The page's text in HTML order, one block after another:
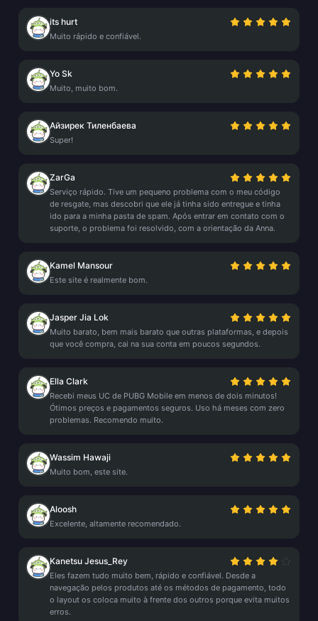
its hurt
Muito rápido e confiável.
Yo Sk
Muito, muito bom.
Айзирек Тиленбаева
Super!
ZarGa
Serviço rápido. Tive um pequeno problema com o meu código
de resgate, mas descobri que ele já tinha sido entregue e tinha
ido para a minha pasta de spam. Após entrar em contato com o
suporte, o problema foi resolvido, com a orientação da Anna.
Kamel Mansour
Este site é realmente bom.
Jasper Jia Lok
Muito barato, bem mais barato que outras plataformas, e depois
que você compra, cai na sua conta em poucos segundos.
Ella Clark
Recebi meus UC de PUBG Mobile em menos de dois minutos!
Ótimos preços e pagamentos seguros. Uso há meses com zero
problemas. Recomendo muito.
Wassim Hawaji
Muito bom, este site.
Aloosh
Excelente, altamente recomendado.
Kanetsu Jesus_Rey
Eles fazem tudo muito bem, rápido e confiável. Desde a
navegação pelos produtos até os métodos de pagamento, todo
o layout os coloca muito à frente dos outros porque evita muitos
erros.